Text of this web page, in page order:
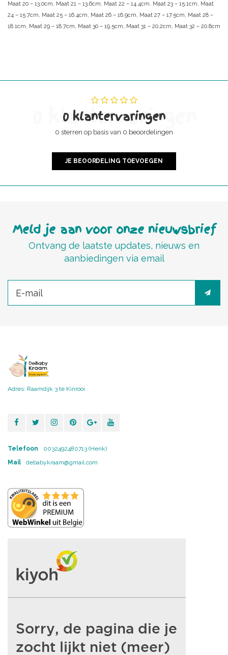
Maat 20 – 13.0cm, Maat 21 – 13.6cm, Maat 22 – 14.4cm, Maat 23 – 15.1cm, Maat
24 – 15.7cm, Maat 25 – 16.4cm, Maat 26 – 16.9cm, Maat 27 – 17.5cm, Maat 28 –
18.1cm, Maat 29 – 18.7cm, Maat 30 – 19.5cm, Maat 31 – 20.2cm, Maat 32 – 20.8cm
0 klantervaringen
0 klantervaringen
0 sterren op basis van 0 beoordelingen
JE BEOORDELING TOEVOEGEN
Meld je aan voor onze nieuwsbrief
Ontvang de laatste updates, nieuws en
aanbiedingen via email
Adres: Raamdijk 3 te Kinrooi
Telefoon
0032492480713 (Henk)
Mail
debabykraam@gmail.com